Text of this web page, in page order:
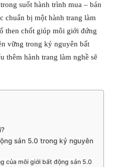
suốt hành trình mua – bán
chuẩn bị một hành trang làm
then chốt giúp môi giới đứng
vững trong kỷ nguyên bất
thêm hành trang làm nghề sẽ
sản 5.0 trong kỷ nguyên
của môi giới bất động sản 5.0